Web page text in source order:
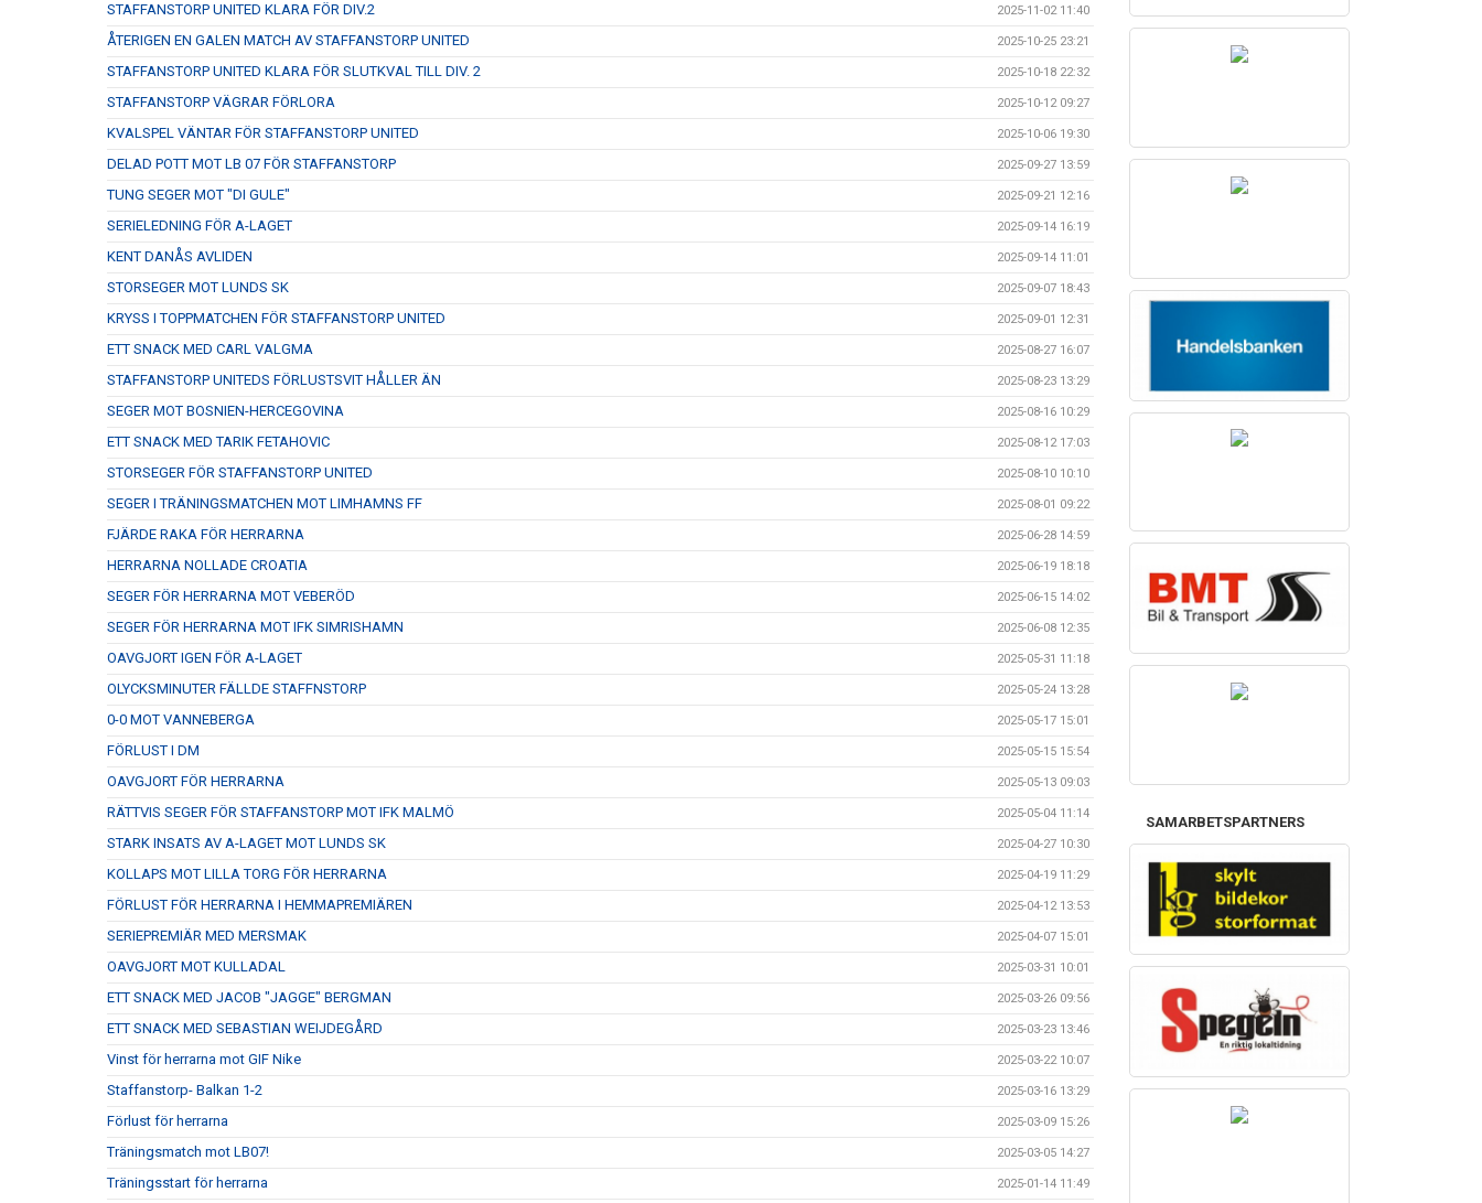
STAFFANSTORP UNITED KLARA FÖR DIV.2 2025-11-02 11:40
ÅTERIGEN EN GALEN MATCH AV STAFFANSTORP UNITED 2025-10-25 23:21
STAFFANSTORP UNITED KLARA FÖR SLUTKVAL TILL DIV. 2 2025-10-18 22:32
STAFFANSTORP VÄGRAR FÖRLORA 2025-10-12 09:27
KVALSPEL VÄNTAR FÖR STAFFANSTORP UNITED 2025-10-06 19:30
DELAD POTT MOT LB 07 FÖR STAFFANSTORP 2025-09-27 13:59
TUNG SEGER MOT "DI GULE" 2025-09-21 12:16
SERIELEDNING FÖR A-LAGET 2025-09-14 16:19
KENT DANÅS AVLIDEN 2025-09-14 11:01
STORSEGER MOT LUNDS SK 2025-09-07 18:43
KRYSS I TOPPMATCHEN FÖR STAFFANSTORP UNITED 2025-09-01 12:31
ETT SNACK MED CARL VALGMA 2025-08-27 16:07
STAFFANSTORP UNITEDS FÖRLUSTSVIT HÅLLER ÄN 2025-08-23 13:29
SEGER MOT BOSNIEN-HERCEGOVINA 2025-08-16 10:29
ETT SNACK MED TARIK FETAHOVIC 2025-08-12 17:03
STORSEGER FÖR STAFFANSTORP UNITED 2025-08-10 10:10
SEGER I TRÄNINGSMATCHEN MOT LIMHAMNS FF 2025-08-01 09:22
FJÄRDE RAKA FÖR HERRARNA 2025-06-28 14:59
HERRARNA NOLLADE CROATIA 2025-06-19 18:18
SEGER FÖR HERRARNA MOT VEBERÖD 2025-06-15 14:02
SEGER FÖR HERRARNA MOT IFK SIMRISHAMN 2025-06-08 12:35
OAVGJORT IGEN FÖR A-LAGET 2025-05-31 11:18
OLYCKSMINUTER FÄLLDE STAFFNSTORP 2025-05-24 13:28
0-0 MOT VANNEBERGA 2025-05-17 15:01
FÖRLUST I DM 2025-05-15 15:54
OAVGJORT FÖR HERRARNA 2025-05-13 09:03
RÄTTVIS SEGER FÖR STAFFANSTORP MOT IFK MALMÖ 2025-05-04 11:14
STARK INSATS AV A-LAGET MOT LUNDS SK 2025-04-27 10:30
KOLLAPS MOT LILLA TORG FÖR HERRARNA 2025-04-19 11:29
FÖRLUST FÖR HERRARNA I HEMMAPREMIÄREN 2025-04-12 13:53
SERIEPREMIÄR MED MERSMAK 2025-04-07 15:01
OAVGJORT MOT KULLADAL 2025-03-31 10:01
ETT SNACK MED JACOB "JAGGE" BERGMAN 2025-03-26 09:56
ETT SNACK MED SEBASTIAN WEIJDEGÅRD 2025-03-23 13:46
Vinst för herrarna mot GIF Nike 2025-03-22 10:07
Staffanstorp- Balkan 1-2 2025-03-16 13:29
Förlust för herrarna 2025-03-09 15:26
Träningsmatch mot LB07! 2025-03-05 14:27
Träningsstart för herrarna 2025-01-14 11:49
SAMARBETSPARTNERS